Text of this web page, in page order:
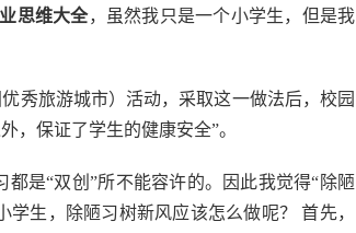
思维大全，虽然我只是一个小学生，但是我
秀旅游城市）活动，采取这一做法后，校园
，保证了学生的健康安全”。
是“双创”所不能容许的。因此我觉得“除陋
生，除陋习树新风应该怎么做呢？ 首先，